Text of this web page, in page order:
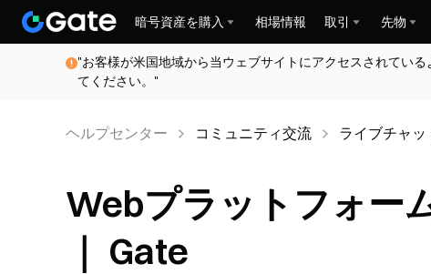
暗号資産を購入 相場情報 取引 先物
"お客様が米国地域から当ウェブサイトにアクセスされてい
てください。"
ヘルプセンター コミュニティ交流 ライブチャッ
Webプラットフォー
｜ Gate